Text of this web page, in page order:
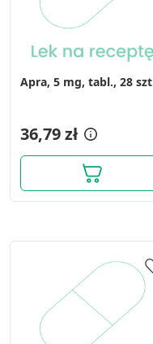
Apra, 5 mg, tabl., 28 szt
36,79 zł